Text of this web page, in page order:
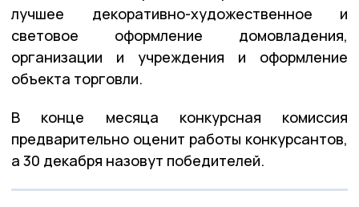
лучшее декоративно-художественное и
световое оформление домовладения,
организации и учреждения и оформление
объекта торговли.
В конце месяца конкурсная комиссия
предварительно оценит работы конкурсантов,
а 30 декабря назовут победителей.